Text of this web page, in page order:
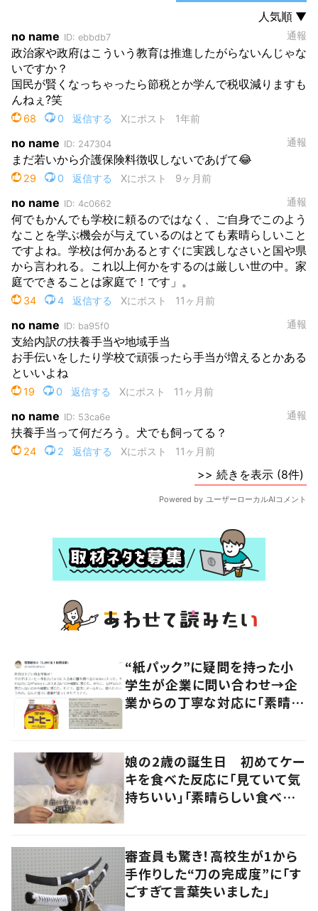
“紙パック”に疑問を持った小
学生が企業に問い合わせ→企
業からの丁寧な対応に「素晴ら
娘の2歳の誕生日 初めてケー
キを食べた反応に「見ていて気
持ちいい」「素晴らしい食べっ
審査員も驚き！高校生が1から
手作りした“刀の完成度”に「す
ごすぎて言葉失いました」